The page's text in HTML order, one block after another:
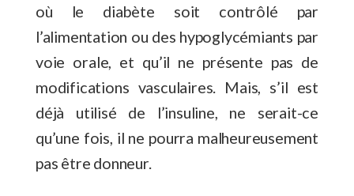
où le diabète soit contrôlé par
l’alimentation ou des hypoglycémiants par
voie orale, et qu’il ne présente pas de
modifications vasculaires. Mais, s’il est
déjà utilisé de l’insuline, ne serait-ce
qu’une fois, il ne pourra malheureusement
pas être donneur.